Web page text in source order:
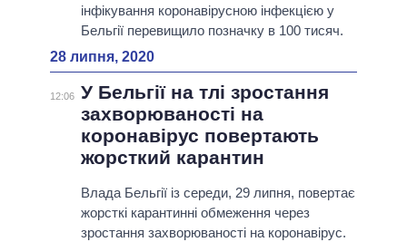
інфікування коронавірусною інфекцією у
Бельгії перевищило позначку в 100 тисяч.
28 липня, 2020
12:06 У Бельгії на тлі зростання
захворюваності на
коронавірус повертають
жорсткий карантин
Влада Бельгії із середи, 29 липня, повертає
жорсткі карантинні обмеження через
зростання захворюваності на коронавірус.